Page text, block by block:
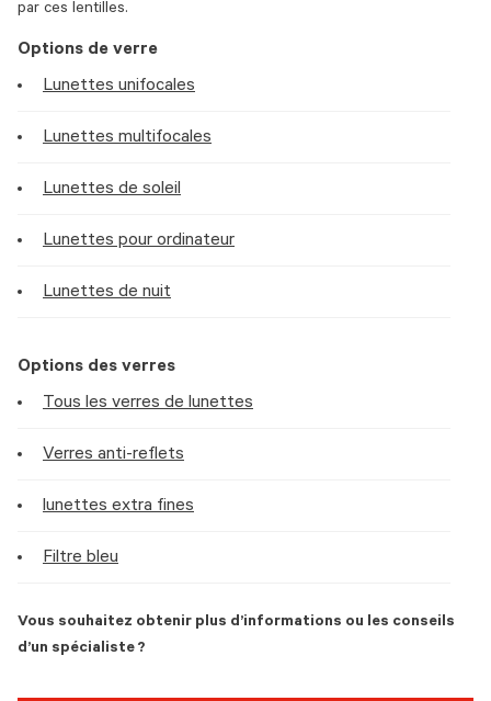
par ces lentilles.
Options de verre
Lunettes unifocales
Lunettes multifocales
Lunettes de soleil
Lunettes pour ordinateur
Lunettes de nuit
Options des verres
Tous les verres de lunettes
Verres anti-reflets
lunettes extra fines
Filtre bleu
Vous souhaitez obtenir plus d’informations ou les conseils
d’un spécialiste ?